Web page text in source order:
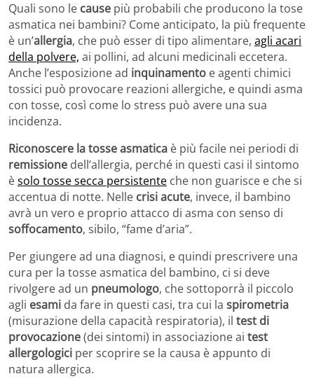
Quali sono le cause più probabili che producono la tose
asmatica nei bambini? Come anticipato, la più frequente
è un’allergia, che può esser di tipo alimentare, agli acari
della polvere, ai pollini, ad alcuni medicinali eccetera.
Anche l’esposizione ad inquinamento e agenti chimici
tossici può provocare reazioni allergiche, e quindi asma
con tosse, così come lo stress può avere una sua
incidenza.
Riconoscere la tosse asmatica è più facile nei periodi di
remissione dell’allergia, perché in questi casi il sintomo
èsolo tosse secca persistente che non guarisce e che si
accentua di notte. Nelle crisi acute, invece, il bambino
avrà un vero e proprio attacco di asma con senso di
soffocamento, sibilo, “fame d’aria”.
Per giungere ad una diagnosi, e quindi prescrivere una
cura per la tosse asmatica del bambino, ci si deve
rivolgere ad un pneumologo, che sottoporrà il piccolo
agli esami da fare in questi casi, tra cui la spirometria
(misurazione della capacità respiratoria), il test di
provocazione(dei sintomi) in associazione ai test
allergologici per scoprire se la causa è appunto di
natura allergica.